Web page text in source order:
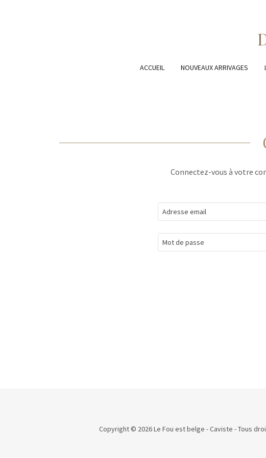
ACCUEIL NOUVEAUX ARRIVAGES
Connectez-vous à votre
Copyright © 2026 Le Fou est belge - Caviste - Tous